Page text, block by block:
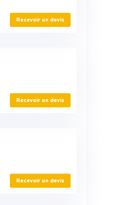
Recevoir un devis
Recevoir un devis
Recevoir un devis